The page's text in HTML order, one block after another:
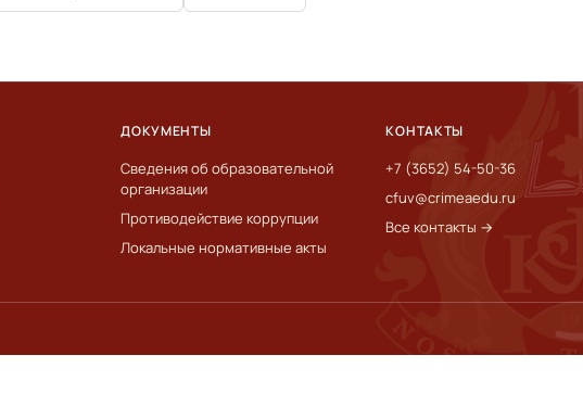
ДОКУМЕНТЫ
Сведения об образовательной
организации
Противодействие коррупции
Локальные нормативные акты
КОНТАКТЫ
+7 (3652) 54-50-36
cfuv@crimeaedu.ru
Все контакты →